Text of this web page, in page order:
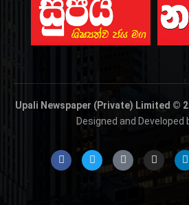
Upali Newspaper (Private) Limited ©
Designed and Developed